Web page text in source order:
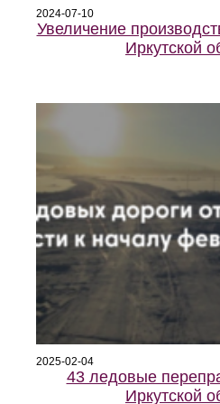
2024-07-10
Увеличение
Иркутской
2025-02-04
43 ледовые
Иркутской